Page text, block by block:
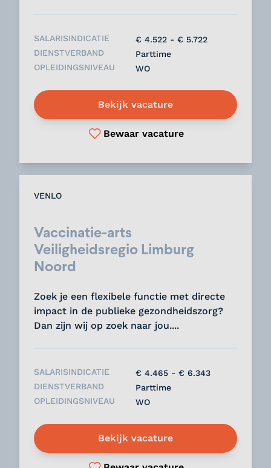
SALARISINDICATIE
€ 4.522 - € 5.722
DIENSTVERBAND
Parttime
OPLEIDINGSNIVEAU
WO
Bekijk vacature
Bewaar vacature
VENLO
Vaccinatie-arts
Veiligheidsregio Limburg
Noord
Zoek je een flexibele functie met directe
impact in de publieke gezondheidszorg?
Dan zijn wij op zoek naar jou....
SALARISINDICATIE
€ 4.465 - € 6.343
DIENSTVERBAND
Parttime
OPLEIDINGSNIVEAU
WO
Bekijk vacature